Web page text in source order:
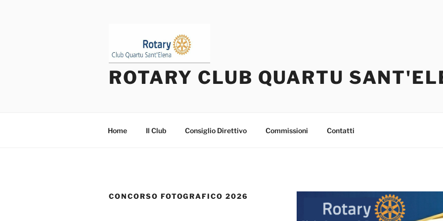
ROTARY CLUB QUARTU
Home Il Club Consiglio Direttivo Commissioni Contatti
CONCORSO FOTOGRAFICO 2026